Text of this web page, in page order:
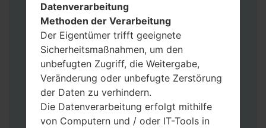
Anleitung
Datenverarbeitung
Methoden der Verarbeitung
Der Eigentümer trifft geeignete
Sicherheitsmaßnahmen, um den
unbefugten Zugriff, die Weitergabe,
Veränderung oder unbefugte Zerstörung
der Daten zu verhindern.
Die Datenverarbeitung erfolgt mithilfe
von Computern und / oder IT-Tools in